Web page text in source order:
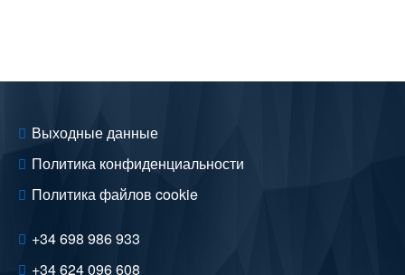
Выходные данные
Политика конфиденциальности
Политика файлов cookie
+34 698 986 933
+34 624 096 608